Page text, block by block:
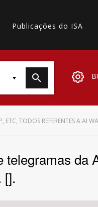
Publicações do ISA
TODOS REFERENTES A AI
da
[].